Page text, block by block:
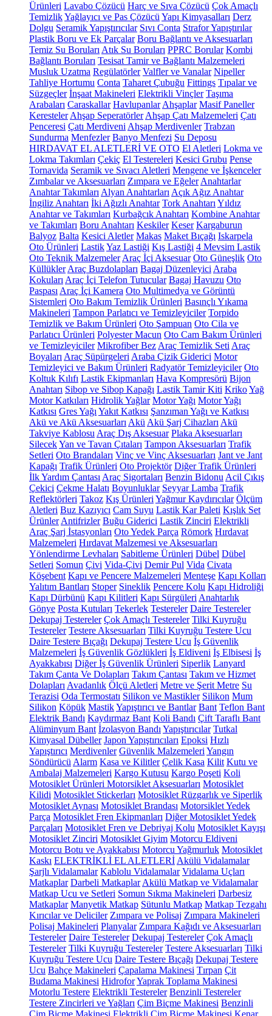
Ürünleri Lavabo Çözücü Harç ve Sıva Çözücü Çok Amaçlı
TemizlikYağlayıcı ve Pas Çözücü Yapı Kimyasalları Derz
Dolgu Seramik Yapıştırıcılar Sıvı Conta Strafor Yapıştırılar
Plastik Boru ve Ek Parçalar Boru Bağlantı ve Aksesuarları
Temiz Su Boruları Atık Su Boruları PPRC Borular Kombi
Bağlantı Boruları Tesisat Tamir ve Bağlantı Malzemeleri
Musluk Uzatma Regülatörler Valfler ve Vanalar Nipeller
Tahliye Hortumu Conta Taharet Çubuğu Fittings Tıpalar ve
Süzgeçler İnşaat Makineleri Elektrikli Vinçler Taşıma
Arabaları Caraskallar Havlupanlar Ahşaplar Masif Paneller
Keresteler Ahşap Seperatörler Ahşap Çatı Malzemeleri Çatı
Penceresi Çatı Merdiveni Ahşap Merdivenler Trabzan
Sundurma Menfezler Banyo Menfezi Su Deposu
HIRDAVAT EL ALETLERİ VE OTO El Aletleri Lokma ve
Lokma Takımları Çekiç El Testereleri Kesici Grubu Pense
Tornavida Seramik ve Sıvacı Aletleri Mengene ve İşkenceler
Zımbalar ve Aksesuarları Zımpara ve Eğeler Anahtarlar
Anahtar Takımları Alyan Anahtarları Açık Ağız Anahtar
İngiliz Anahtarı İki Ağızlı Anahtar Tork Anahtarı Yıldız
Anahtar ve Takımları Kurbağcık Anahtarı Kombine Anahtar
ve Takımları Boru Anahtarı Keskiler Keser Kargaburun
Balyoz Balta Kesici Aletler Makas Maket Bıçağı Iskarpela
Oto Ürünleri LastikYaz Lastiği Kış Lastiği 4 Mevsim Lastik
Oto Teknik Malzemeler Araç İçi Aksesuar Oto Güneşlik Oto
Küllükler Araç Buzdolapları Bagaj Düzenleyici Araba
Kokuları Araç İçi Telefon Tutucular Bagaj Havuzu Oto
Paspası Araç İçi Kamera Oto Multimedya ve Görüntü
Sistemleri Oto Bakım Temizlik Ürünleri Basınçlı Yıkama
Makineleri Tampon Parlatıcı ve Temizleyiciler Torpido
Temizlik ve Bakım Ürünleri Oto Şampuan Oto Cila ve
Parlatıcı Ürünleri Polyester Macun Oto Cam Bakım Ürünleri
ve Temizleyiciler Mikrofiber Bez Araç Temizlik Seti Araç
Boyaları Araç Süpürgeleri Araba Çizik Giderici Motor
Temizleyici ve Bakım Ürünleri Radyatör Temizleyiciler Oto
Koltuk Kılıfı Lastik Ekipmanları Hava Kompresörü Bijon
Anahtarı Sibop ve Sibop Kapağı Lastik Tamir Kiti KrikoYağ
Motor Katkıları Hidrolik Yağlar Motor Yağı Motor Yağı
Katkısı Gres Yağı Yakıt Katkısı Şanzıman Yağı ve Katkısı
Akü ve Akü Aksesuarları Akü Akü Şarj Cihazları Akü
Takviye Kablosu Araç Dış Aksesuar Plaka Aksesuarları
SilecekYan ve Tavan Çıtaları Tampon Aksesuarları Trafik
Setleri Oto Brandaları Vinç ve Vinç Aksesuarları Jant ve Jant
Kapağı Trafik Ürünleri Oto Projektör Diğer Trafik Ürünleri
İlk Yardım Çantası Araç Sigortaları Benzin Bidonu Acil Çıkış
Çekici Çekme Halatı Boyunluklar Seyyar Lamba Trafik
Reflektörleri Takoz Kış Ürünleri Yağmur Kaydırıcılar Ölçüm
Aletleri Buz Kazıyıcı Cam Suyu Lastik Kar Paleti Kışlık Set
Ürünler Antifrizler Buğu Giderici Lastik Zinciri Elektrikli
Araç Şarj İstasyonları Oto Yedek Parça Römork Hırdavat
Malzemeleri Hırdavat Malzemesi ve Aksesuarları
Yönlendirme Levhaları Sabitleme Ürünleri Dübel Dübel
Setleri Somun Çivi Vida-Çivi Demir Pul Vida Civata
Köşebent Kapı ve Pencere Malzemeleri Menteşe Kapı Kolları
Yalıtım Bantları Stoper Sineklik Pencere Kolu Kapı Hidroliği
Kapı Dürbünü Kapı Kilitleri Kapı Sürgüleri Anahtarlık
Gönye Posta Kutuları Tekerlek Testereler Daire Testereler
Dekupaj Testereler Çok Amaçlı Testereler Tilki Kuyruğu
Testereler Testere Aksesuarları Tilki Kuyruğu Testere Ucu
Daire Testere Bıçağı Dekupaj Testere Ucu İş Güvenlik
Malzemeleri İş Güvenlik Gözlükleri İş Eldiveni İş Elbisesi İş
Ayakkabısı Diğer İş Güvenlik Ürünleri Siperlik Lanyard
Takım Çanta Ve Dolapları Takım Çantası Takım ve Hizmet
Dolapları Avadanlık Ölçü Aletleri Metre ve Şerit Metre Su
Terazisi Oda Termostatı Silikon ve Mastikler Silikon Mum
Silikon Köpük MastikYapıştırıcı ve Bantlar Bant Teflon Bant
Elektrik Bandı Kaydırmaz Bant Koli Bandı Çift Taraflı Bant
Alüminyum Bant İzolasyon Bandı Yapıştırıcılar Tutkal
Kimyasal Dübeller Japon Yapıştırıcıları Epoksi Hızlı
Yapıştırıcı Merdivenler Güvenlik Malzemeleri Yangın
Söndürücü Alarm Kasa ve Kilitler Çelik Kasa Kilit Kutu ve
Ambalaj Malzemeleri Kargo Kutusu Kargo Poşeti Koli
Motosiklet Ürünleri Motorsiklet Aksesuarları Motosiklet
Kilidi Motosiklet Stickerları Motosiklet Rüzgarlık ve Siperlik
Motosiklet Aynası Motosiklet Brandası Motorsiklet Yedek
Parça Motosiklet Fren Ekipmanları Diğer Motosiklet Yedek
Parçaları Motosiklet Fren ve Debriyaj Kolu Motosiklet Kayışı
Motosiklet Zinciri Motosiklet Giyim Motorcu Eldiveni
Motorcu Botu ve Ayakkabısı Motorcu Yağmurluk Motosiklet
Kaskı ELEKTRİKLİ EL ALETLERİ Akülü Vidalamalar
Şarjlı Vidalamalar Kablolu Vidalamalar Vidalama Uçları
Matkaplar Darbeli Matkaplar Akülü Matkap ve Vidalamalar
Matkap Ucu ve Setleri Somun Sıkma Makineleri Darbesiz
Matkaplar Manyetik Matkap Sütunlu Matkap Matkap Tezgahı
Kırıcılar ve Deliciler Zımpara ve Polisaj Zımpara Makineleri
Polisaj Makineleri Planyalar Zımpara Kağıdı ve Aksesuarları
Testereler Daire Testereler Dekupaj Testereler Çok Amaçlı
Testereler Tilki Kuyruğu Testereler Testere Aksesuarları Tilki
Kuyruğu Testere Ucu Daire Testere Bıçağı Dekupaj Testere
Ucu Bahçe Makineleri Çapalama Makinesi Tırpan Çit
Budama Makinesi HidroforYaprak Toplama Makinesi
Motorlu Testere Elektrikli Testereler Benzinli Testereler
Testere Zincirleri ve Yağları Çim Biçme Makinesi Benzinli
Çim Biçme Makinesi Elektrikli Çim Biçme Makinesi Kenar